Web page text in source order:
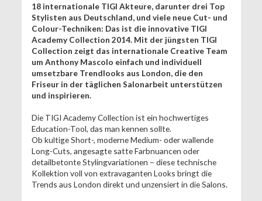
18 internationale TIGI Akteure, darunter drei Top
Stylisten aus Deutschland, und viele neue Cut- und
Colour-Techniken: Das ist die innovative TIGI
Academy Collection 2014. Mit der jüngsten TIGI
Collection zeigt das internationale Creative Team
um Anthony Mascolo einfach und individuell
umsetzbare Trendlooks aus London, die den
Friseur in der täglichen Salonarbeit unterstützen
und inspirieren.
Die TIGI Academy Collection ist ein hochwertiges
Education-Tool, das man kennen sollte.
Ob kultige Short-, moderne Medium- oder wallende
Long-Cuts, angesagte satte Farbnuancen oder
detailbetonte Stylingvariationen – diese technische
Kollektion voll von extravaganten Looks bringt die
Trends aus London direkt und unzensiert in die Salons.